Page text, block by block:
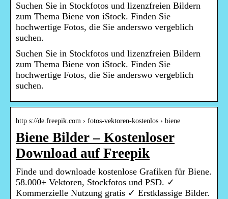
Suchen Sie in Stockfotos und lizenzfreien Bildern
zum Thema Biene von iStock. Finden Sie
hochwertige Fotos, die Sie anderswo vergeblich
suchen.
Suchen Sie in Stockfotos und lizenzfreien Bildern
zum Thema Biene von iStock. Finden Sie
hochwertige Fotos, die Sie anderswo vergeblich
suchen.
http s://de.freepik.com › fotos-vektoren-kostenlos › biene
Biene Bilder – Kostenloser
Download auf Freepik
Finde und downloade kostenlose Grafiken für Biene.
58.000+ Vektoren, Stockfotos und PSD. ✓
Kommerzielle Nutzung gratis ✓ Erstklassige Bilder.